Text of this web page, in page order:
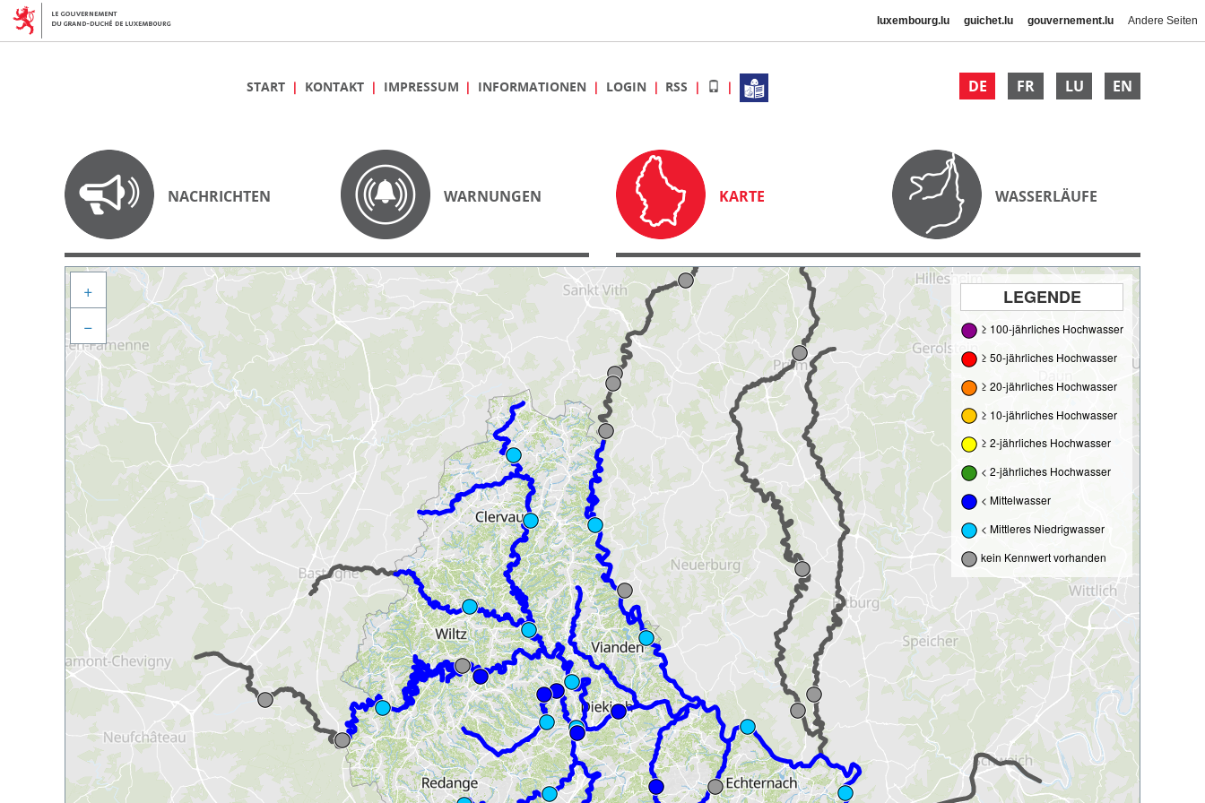
luxembourg.lu guichet.lu gouvernement.lu Andere Seiten
DE FR LU EN
START KONTAKT IMPRESSUM INFORMATIONEN LOGIN RSS
NACHRICHTEN WARNUNGEN KARTE WASSERLÄUFE
LEGENDE
≥ 100-jährliches Hochwasser
≥ 50-jährliches Hochwasser
≥ 20-jährliches Hochwasser
≥ 10-jährliches Hochwasser
≥ 2-jährliches Hochwasser
< 2-jährliches Hochwasser
< Mittelwasser
< Mittleres Niedrigwasser
kein Kennwert vorhanden
+
−